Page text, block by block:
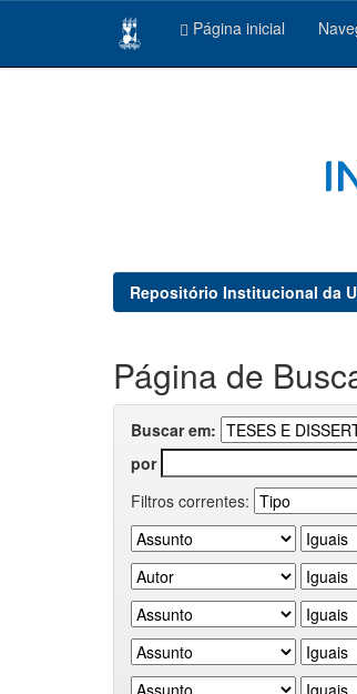
Página inicial
Repositório Institucional da
Página de
Buscar em:
por
Filtros correntes: